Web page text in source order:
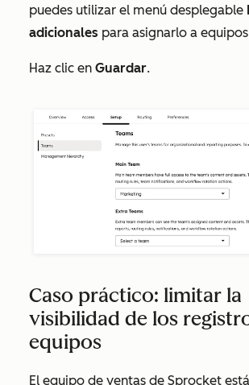
puedes utilizar el menú desplegable
adicionales para asignarlo a
Haz clic en Guardar.
Caso práctico: limitar la
visibilidad de los
equipos
El equipo de ventas de Sprocket